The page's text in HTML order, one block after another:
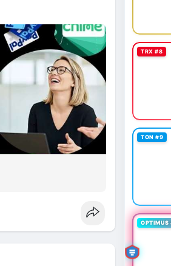
mỗi vị thế.
TRX #8
TON #9
OPTIMUS